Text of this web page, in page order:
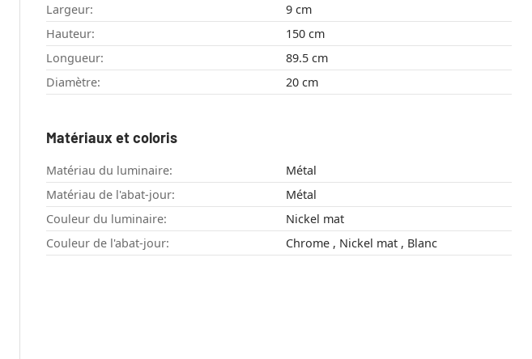
Largeur:
9 cm
Hauteur:
150 cm
Longueur:
89.5 cm
Diamètre:
20 cm
Matériaux et coloris
Matériau du luminaire:
Métal
Matériau de l'abat-jour:
Métal
Couleur du luminaire:
Nickel mat
Couleur de l'abat-jour:
Chrome , Nickel mat , Blanc